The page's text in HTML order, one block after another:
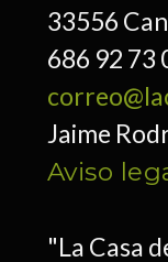
33556
686 92 73
Jaime
Aviso
"La Casa